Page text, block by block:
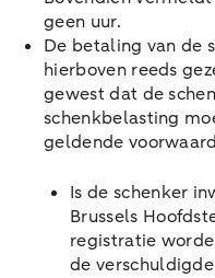
geen uur.
De betaling van de
hierboven reeds
gewest dat de
schenkbelasting
geldende
Is de schenker
Brussels
registratie
de